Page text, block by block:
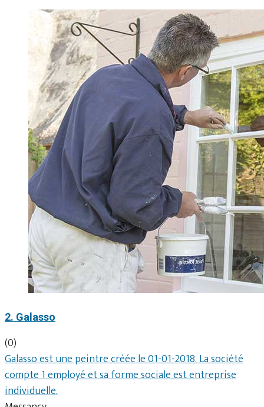
2. Galasso
(0)
Galasso est une peintre créée le 01-01-2018. La société
compte 1 employé et sa forme sociale est entreprise
individuelle.